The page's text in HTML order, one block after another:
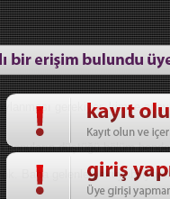
gerekiyor, kimse
düştüğü bölüm
Bana gelenleri